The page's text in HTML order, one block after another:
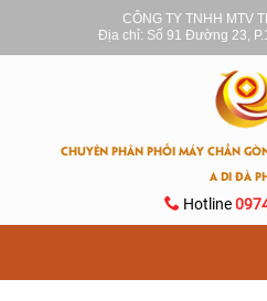
CÔNG TY TNHH MTV
Địa chỉ: Số 91 Đường 23,
CHUYÊN PHÂN PHỐI MÁY CHẦN
A DI ĐÀ
Hotline